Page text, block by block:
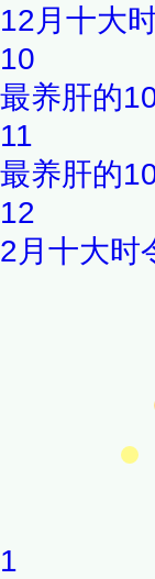
12月十大
10
最养肝的
11
最养肝的
12
2月十大时
1